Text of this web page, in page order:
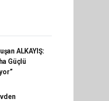
ALKAYIŞ:
Güçlü